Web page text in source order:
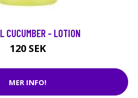
CUCUMBER - LOTION
120 SEK
MER INFO!